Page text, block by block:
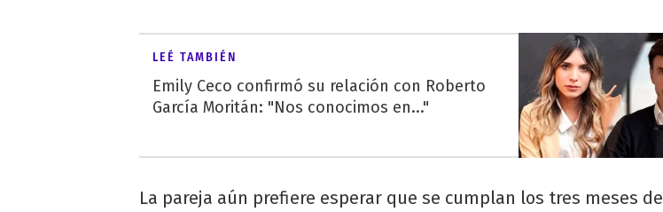
LEÉ TAMBIÉN
Emily Ceco confirmó su relación con Roberto
García Moritán: "Nos conocimos en..."
La pareja aún prefiere esperar que se cumplan los tres meses de